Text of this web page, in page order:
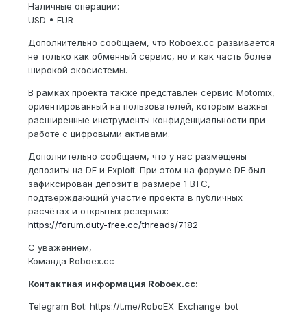
Наличные операции:
USD • EUR
Дополнительно сообщаем, что Roboex.cc развивается
не только как обменный сервис, но и как часть более
широкой экосистемы.
В рамках проекта также представлен сервис Motomix,
ориентированный на пользователей, которым важны
расширенные инструменты конфиденциальности при
работе с цифровыми активами.
Дополнительно сообщаем, что у нас размещены
депозиты на DF и Exploit. При этом на форуме DF был
зафиксирован депозит в размере 1 BTC,
подтверждающий участие проекта в публичных
расчётах и открытых резервах:
https://forum.duty-free.cc/threads/7182
С уважением,
Команда Roboex.cc
Контактная информация Roboex.сс:
Telegram Bot: https://t.me/RoboEX_Exchange_bot